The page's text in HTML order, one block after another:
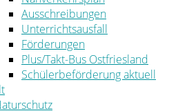
Ausschreibungen
Unterrichtsausfall
Förderungen
Plus/Takt-Bus Ostfriesland
Schülerbeförderung aktuell